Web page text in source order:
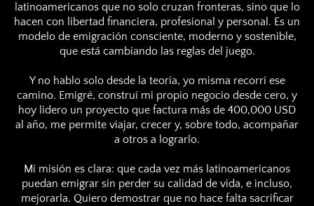
latinoamericanos que no solo cruzan fronteras, sino que lo
hacen con libertad financiera, profesional y personal. Es un
modelo de emigración consciente, moderno y sostenible,
que está cambiando las reglas del juego.
Y no hablo solo desde la teoría, yo misma recorrí ese
camino. Emigré, construí mi propio negocio desde cero, y
hoy lidero un proyecto que factura más de 400,000 USD
al año, me permite viajar, crecer y, sobre todo, acompañar
a otros a lograrlo.
Mi misión es clara: que cada vez más latinoamericanos
puedan emigrar sin perder su calidad de vida, e incluso,
mejorarla. Quiero demostrar que no hace falta sacrificar